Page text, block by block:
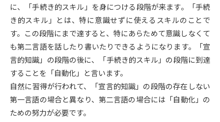
オープンキャンパス検索 実施プログラムから探す
来場型・Web型イベント特集 夢ナビライブ
受験準備 資料検索
に、「手続き的スキル」を身につける段階が来ます。「手続
き的スキル」とは、特に意識せずに使えるスキルのことで
す。この段階にまで達すると、特にあらためて意識しなくて
も第二言語を話したり書いたりできるようになります。「宣
言的知識」の段階の後に、「手続き的スキル」の段階に到達
することを「自動化」と言います。
自然に習得が行われて、「宣言的知識」の段階の存在しない
第一言語の場合と異なり、第二言語の場合には「自動化」の
ための努力が必要です。